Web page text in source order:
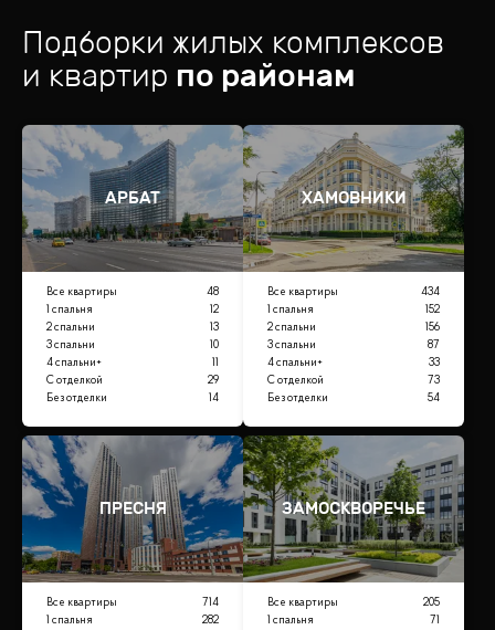
Подборки жилых комплексов
и квартир по районам
АРБАТ
Все квартиры
48
1 спальня
12
2 спальни
13
3 спальни
10
4 спальни+
11
С отделкой
29
Без отделки
14
ХАМОВНИКИ
Все квартиры
434
1 спальня
152
2 спальни
156
3 спальни
87
4 спальни+
33
С отделкой
73
Без отделки
54
ПРЕСНЯ
Все квартиры
714
1 спальня
282
ЗАМОСКВОРЕЧЬЕ
Все квартиры
205
1 спальня
71